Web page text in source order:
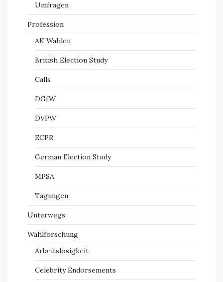
Umfragen
Profession
AK Wahlen
British Election Study
Calls
DGfW
DVPW
ECPR
German Election Study
MPSA
Tagungen
Unterwegs
Wahlforschung
Arbeitslosigkeit
Celebrity Endorsements